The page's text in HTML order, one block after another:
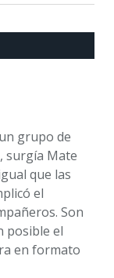
grupo de
surgía Mate
que las
el
Son
posible el
en formato